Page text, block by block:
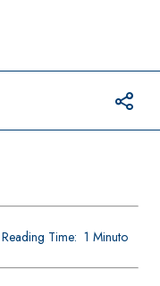
Reading Time: 1 Minuto